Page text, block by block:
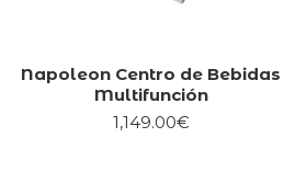
Napoleon Centro de Bebidas
Multifunción
1,149.00€